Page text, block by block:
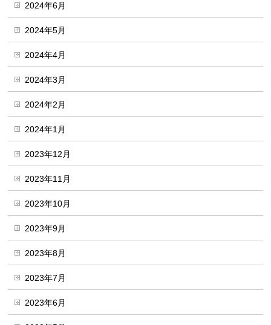
2024年6月
2024年5月
2024年4月
2024年3月
2024年2月
2024年1月
2023年12月
2023年11月
2023年10月
2023年9月
2023年8月
2023年7月
2023年6月